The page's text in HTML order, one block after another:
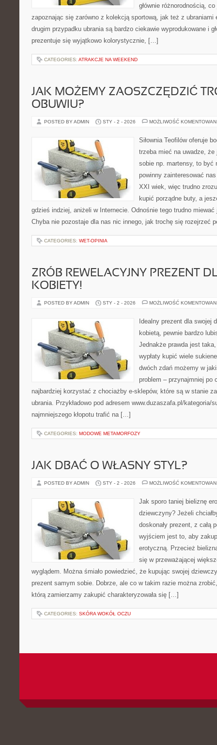
głównie różnorodnością,
zapoznając się zarówno z kolekcją sportową, jak też z ubraniami
drugim przypadku ubrania są bardzo ciekawie wyprodukowane i
prezentuje się wyjątkowo kolorystycznie, […]
CATEGORIES: ATRAKCJE NA WEEKEND
JAK MOŻEMY ZAOSZCZĘDZIĆ
OBUWIU?
POSTED BY ADMIN STY - 2 - 2026 MOŻLIWOŚĆ
Siłownia Teofilów oferuje
trzeba mieć na uwadze,
sobie np. martensy, to być
powinny zainteresować
XXI wiek, więc trudno
kupić porządne buty, a
gdzieś indziej, aniżeli w Internecie. Odnośnie tego trudno
Chyba nie pozostaje dla nas nic innego, jak trochę się rozejrzeć
CATEGORIES: WET-OPINIA
ZRÓB REWELACYJNY PREZENT
KOBIETY!
POSTED BY ADMIN STY - 2 - 2026 MOŻLIWOŚĆ
Idealny prezent dla swojej
kobietą, pewnie bardzo
Jednakże prawda jest
wypłaty kupić wiele
dwóch zdań możemy w
problem – przynajmniej
najbardziej korzystać z chociażby e-sklepów, które są w stanie
ubrania. Przykładowo pod adresem www.duzaszafa.pl/kategoria/
najmniejszego kłopotu trafić na […]
CATEGORIES: MODOWE METAMORFOZY
JAK DBAĆ O WŁASNY STYL?
POSTED BY ADMIN STY - 2 - 2026 MOŻLIWOŚĆ
Jak sporo taniej bieliznę
dziewczyny? Jeżeli
doskonały prezent, z całą
wyjściem jest to, aby
erotyczną. Przecież
się w przeważającej
wyglądem. Można śmiało powiedzieć, że kupując swojej
prezent samym sobie. Dobrze, ale co w takim razie można
którą zamierzamy zakupić charakteryzowała się […]
CATEGORIES: SKÓRA WOKÓŁ OCZU